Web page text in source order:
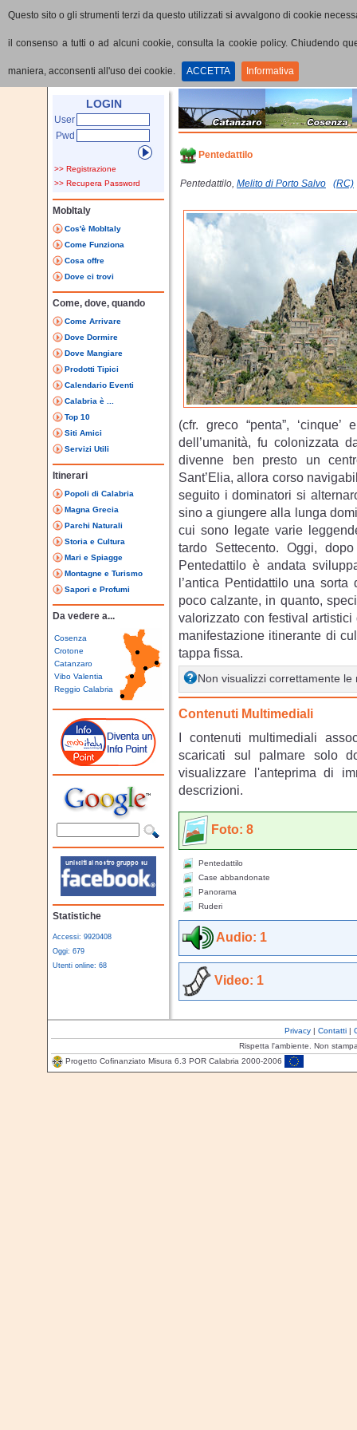
Questo sito o gli strumenti terzi da questo utilizzati si avvalgono di cookie
il consenso a tutti o ad alcuni cookie, consulta la cookie policy. Chiudendo
maniera, acconsenti all'uso dei cookie. ACCETTA Informativa
Dettaglio PoI
LOGIN
User
Pwd
>> Registrazione
>> Recupera Password
MobItaly
Cos'è MobItaly
Come Funziona
Cosa offre
Dove ci trovi
Come, dove, quando
Come Arrivare
Dove Dormire
Dove Mangiare
Prodotti Tipici
Calendario Eventi
Calabria è ...
Top 10
Siti Amici
Servizi Utili
Itinerari
Popoli di Calabria
Magna Grecia
Parchi Naturali
Storia e Cultura
Mari e Spiagge
Montagne e Turismo
Sapori e Profumi
Da vedere a...
Cosenza
Crotone
Catanzaro
Vibo Valentia
Reggio Calabria
Statistiche
Accessi: 9920408
Oggi: 679
Utenti online: 68
Pentedattilo
Pentedattilo, Melito di Porto Salvo (RC)
(cfr. greco “penta”,
dell’umanità, fu colonizzata
divenne ben presto un
Sant’Elia, allora corso
seguito i dominatori si
sino a giungere alla lunga
cui sono legate varie
tardo Settecento. Oggi,
Pentedattilo è andata
l’antica Pentidattilo una
poco calzante, in quanto,
valorizzato con festival
manifestazione itinerante di
tappa fissa.
Non visualizzi correttamente
Contenuti Multimediali
I contenuti multimediali
scaricati sul palmare solo
visualizzare l'anteprima di
descrizioni.
Foto: 8
Pentedattilo
Case abbandonate
Panorama
Ruderi
Audio: 1
Video: 1
Privacy| Contatti|
Rispetta l'ambiente. Non
Progetto Cofinanziato Misura 6.3 POR Calabria 2000-2006